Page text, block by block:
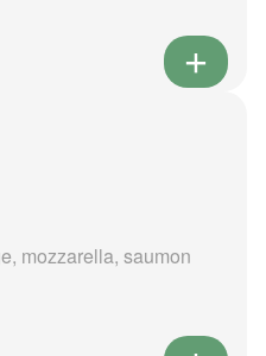
mozzarella, saumon